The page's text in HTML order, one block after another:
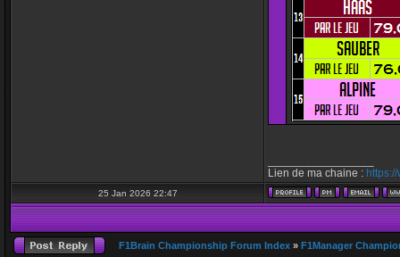
Lien de ma chaine :
25 Jan 2026 22:47
F1Brain Championship Forum Index » F1Manager